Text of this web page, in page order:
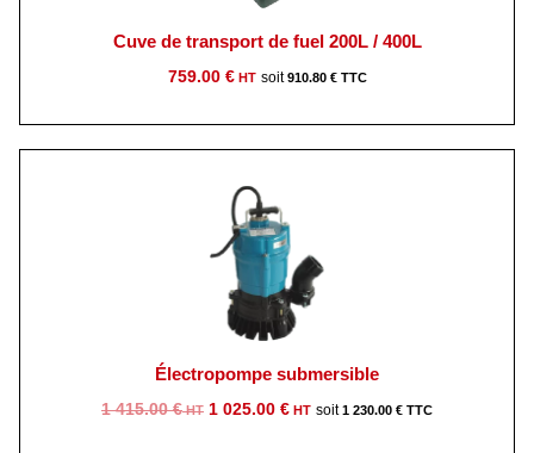
Cuve de transport de fuel 200L / 400L
759.00 € 910.80 €
Électropompe submersible
1 415.00€
Le
1 025.00 €
Le
1 230.00 €